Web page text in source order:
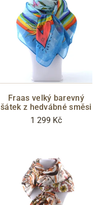
Fraas velký barevný
šátek z hedvábné směsi
1 299 Kč